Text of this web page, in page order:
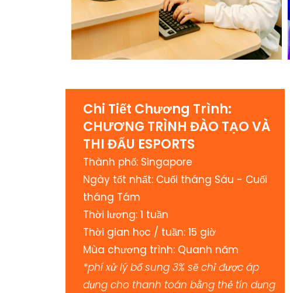
Chi Tiết Chương Trình:
CHƯƠNG TRÌNH ĐÀO TẠO VÀ
THI ĐẤU ESPORTS
Thành phố: Singapore
Ngày tốt nhất: Cuối tháng Sáu - Cuối
tháng Tám
Thời lượng: 1 tuần
Thời gian học / tuần: 15 giờ
Mùa chương trình: Quanh năm
*phí xử lý bổ sung 3% sẽ chỉ được áp
dụng cho thanh toán bằng thẻ tín dụng